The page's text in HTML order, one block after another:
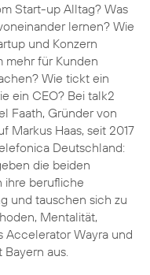
Start-up Alltag? Was
lernen? Wie
und Konzern
mehr für Kunden
Wie tickt ein
ein CEO? Bei talk2
Faath, Gründer von
Markus Haas, seit 2017
Deutschland:
die beiden
ihre berufliche
und tauschen sich zu
Mentalität,
Accelerator Wayra und
Bayern aus.